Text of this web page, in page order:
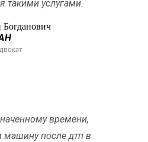
такими услугами.
времени,
машину после дтп в